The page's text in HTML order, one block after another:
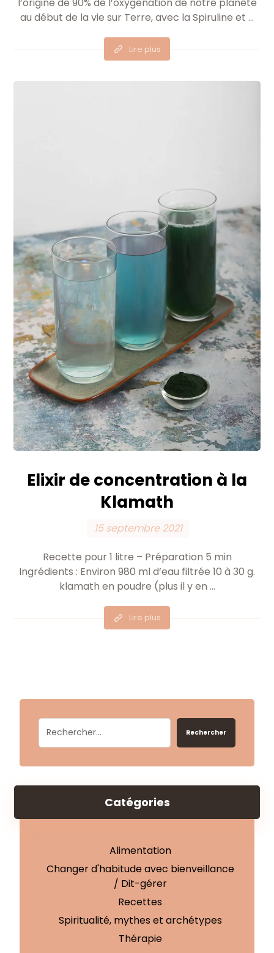
au début de la vie sur Terre, avec la Spiruline et ...
Lire plus
Elixir de concentration à la
Klamath
15 septembre 2021
Recette pour 1 litre – Préparation 5 min
Ingrédients : Environ 980 ml d’eau filtrée 10 à 30 g.
klamath en poudre (plus il y en ...
Lire plus
Rechercher
Catégories
Alimentation
Changer d'habitude avec bienveillance
/ Dit-gérer
Recettes
Spiritualité, mythes et archétypes
Thérapie